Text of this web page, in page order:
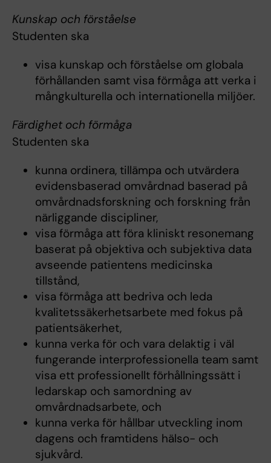
Kunskap och förståelse
Studenten ska
visa kunskap och förståelse om globala
förhållanden samt visa förmåga att verka i
mångkulturella och internationella miljöer.
Färdighet och förmåga
Studenten ska
kunna ordinera, tillämpa och utvärdera
evidensbaserad omvårdnad baserad på
omvårdnadsforskning och forskning från
närliggande discipliner,
visa förmåga att föra kliniskt resonemang
baserat på objektiva och subjektiva data
avseende patientens medicinska
tillstånd,
visa förmåga att bedriva och leda
kvalitetssäkerhetsarbete med fokus på
patientsäkerhet,
kunna verka för och vara delaktig i väl
fungerande interprofessionella team samt
visa ett professionellt förhållningssätt i
ledarskap och samordning av
omvårdnadsarbete, och
kunna verka för hållbar utveckling inom
dagens och framtidens hälso- och
sjukvård.